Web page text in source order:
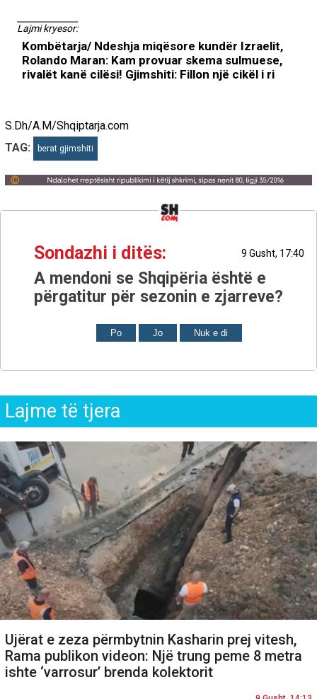
Lajmi kryesor:
Kombëtarja/ Ndeshja miqësore kundër Izraelit,
Rolando Maran: Kam provuar skema sulmuese,
rivalët kanë cilësi! Gjimshiti: Fillon një cikël i ri
S.Dh/A.M/Shqiptarja.com
TAG:
berat gjimshiti
Sondazhi i ditës: 9 Gusht, 17:40
A mendoni se Shqipëria është e
përgatitur për sezonin e zjarreve?
Po Jo Nuk e di
Lajme të tjera
Ujërat e zeza përmbytnin Kasharin prej vitesh,
Rama publikon videon: Një trung peme 8 metra
ishte ‘varrosur’ brenda kolektorit